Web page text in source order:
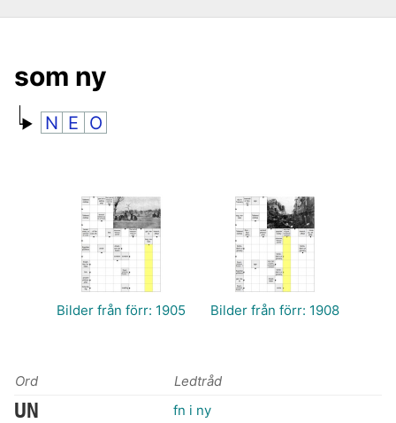
som ny
N E O
Bilder från förr: 1905 Bilder från förr: 1908
Ord Ledtråd
UN fn i ny